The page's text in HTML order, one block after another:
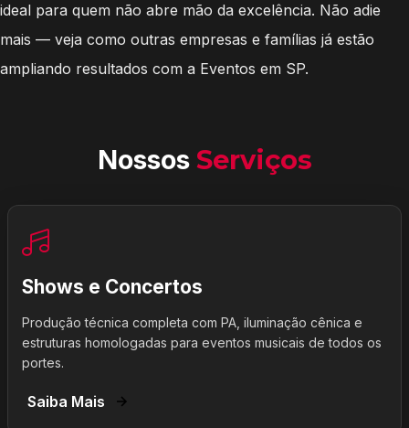
ideal para quem não abre mão da excelência. Não adie
mais — veja como outras empresas e famílias já estão
ampliando resultados com a Eventos em SP.
Nossos Serviços
Shows e Concertos
Produção técnica completa com PA, iluminação cênica e
estruturas homologadas para eventos musicais de todos os
portes.
Saiba Mais